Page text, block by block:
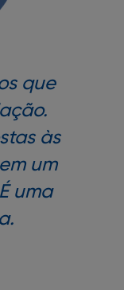
que
às
um
uma